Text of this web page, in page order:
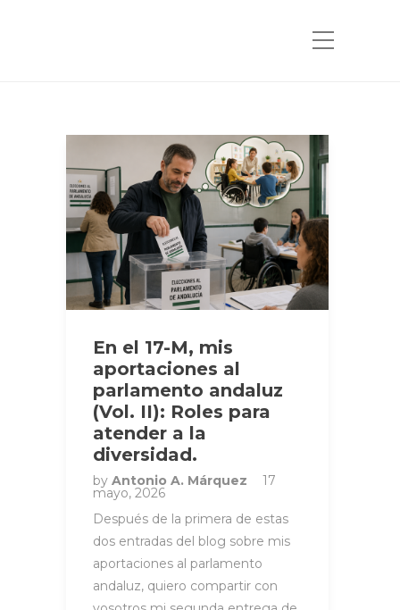
En el 17-M, mis
aportaciones al
parlamento andaluz
(Vol. II): Roles para
atender a la
diversidad.
by Antonio A. Márquez 17
mayo, 2026
Después de la primera de estas
dos entradas del blog sobre mis
aportaciones al parlamento
andaluz, quiero compartir con